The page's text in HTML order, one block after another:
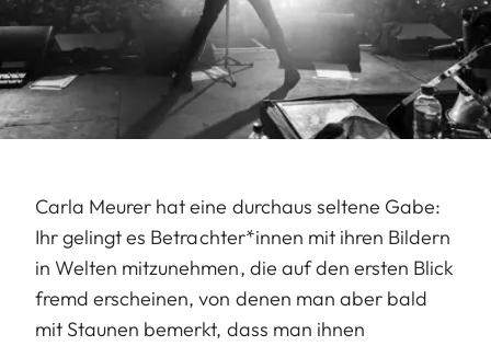
Carla Meurer hat eine durchaus seltene Gabe:
Ihr gelingt es Betrachter*innen mit ihren Bildern
in Welten mitzunehmen, die auf den ersten Blick
fremd erscheinen, von denen man aber bald
mit Staunen bemerkt, dass man ihnen